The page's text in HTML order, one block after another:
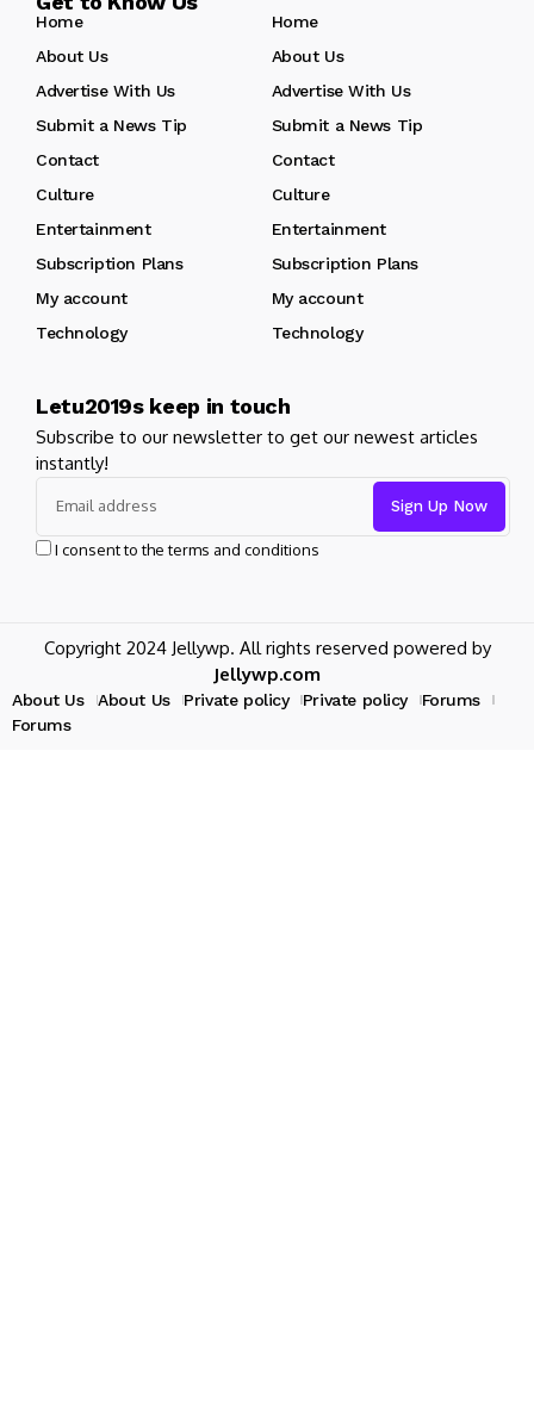
Home
Home
About Us
About Us
Advertise With Us
Advertise With Us
Submit a News Tip
Submit a News Tip
Contact
Contact
Culture
Culture
Entertainment
Entertainment
Subscription Plans
Subscription Plans
My account
My account
Technology
Technology
Letu2019s keep in touch
Subscribe to our newsletter to get our newest articles
instantly!
I consent to the terms and conditions
Copyright 2024 Jellywp. All rights reserved powered by
Jellywp.com
About Us About Us Private policy Private policy
Forums
Forums